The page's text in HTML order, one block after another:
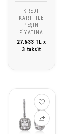
KREDI
KARTI ILE
PEŞIN
FIYATINA
27.633 TL x
3 taksit